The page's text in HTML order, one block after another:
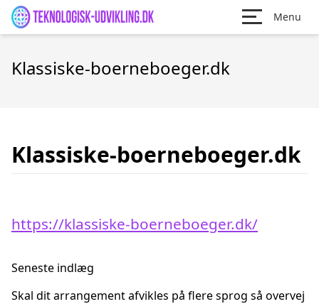
Menu
Klassiske-boerneboeger.dk
Klassiske-boerneboeger.dk
https://klassiske-boerneboeger.dk/
Seneste indlæg
Skal dit arrangement afvikles på flere sprog så overvej